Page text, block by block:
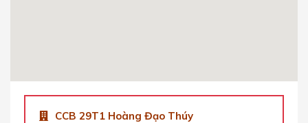
CCB 29T1 Hoàng Đạo Thúy